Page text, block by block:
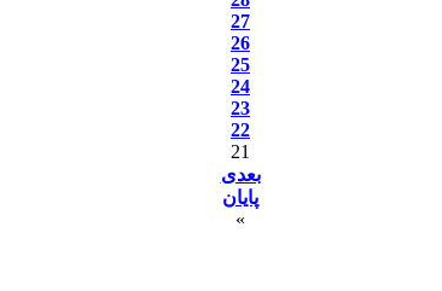
27
26
25
24
23
22
21
بعدی
پایان
»